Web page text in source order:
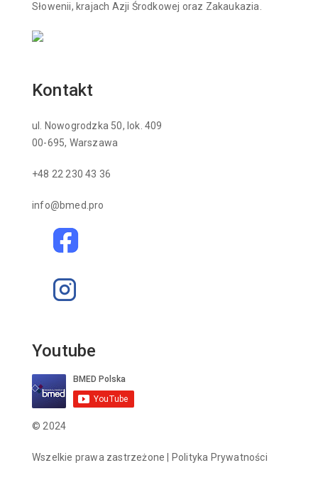
Słowenii, krajach Azji Środkowej oraz Zakaukazia.
Kontakt
ul. Nowogrodzka 50, lok. 409
00-695, Warszawa
+48 22 230 43 36
info@bmed.pro
Youtube
© 2024
Wszelkie prawa zastrzeżone | Polityka Prywatności